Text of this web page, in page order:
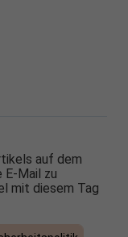
auf dem
E-Mail zu
mit diesem Tag